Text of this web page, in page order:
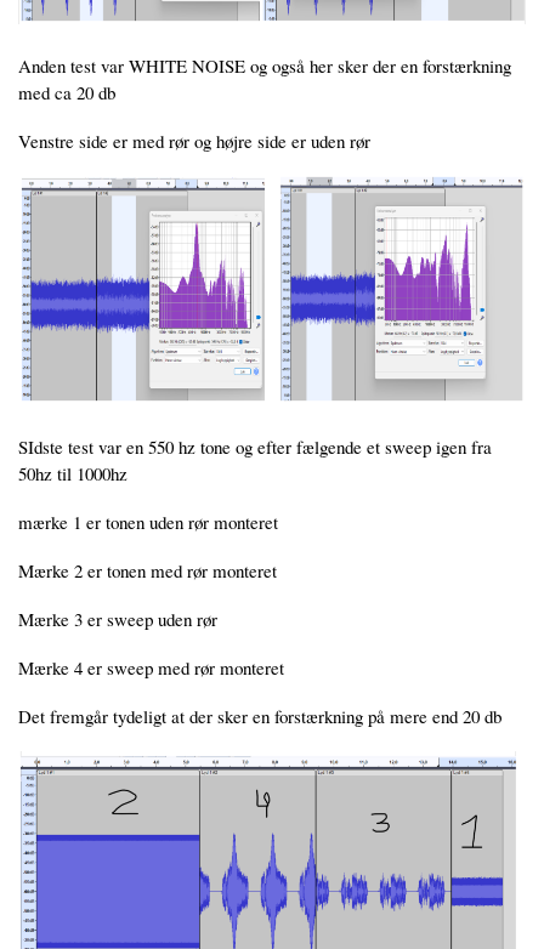
Anden test var WHITE NOISE og også her sker der en forstærkning
med ca 20 db
Venstre side er med rør og højre side er uden rør
SIdste test var en 550 hz tone og efter fælgende et sweep igen fra
50hz til 1000hz
mærke 1 er tonen uden rør monteret
Mærke 2 er tonen med rør monteret
Mærke 3 er sweep uden rør
Mærke 4 er sweep med rør monteret
Det fremgår tydeligt at der sker en forstærkning på mere end 20 db